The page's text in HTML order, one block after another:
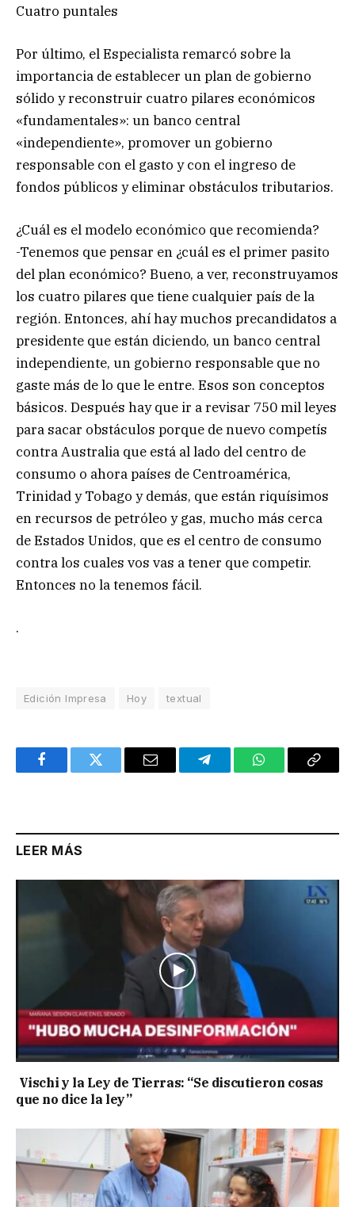
Cuatro puntales
Por último, el Especialista remarcó sobre la
importancia de establecer un plan de gobierno
sólido y reconstruir cuatro pilares económicos
«fundamentales»: un banco central
«independiente», promover un gobierno
responsable con el gasto y con el ingreso de
fondos públicos y eliminar obstáculos tributarios.
¿Cuál es el modelo económico que recomienda?
-Tenemos que pensar en ¿cuál es el primer pasito
del plan económico? Bueno, a ver, reconstruyamos
los cuatro pilares que tiene cualquier país de la
región. Entonces, ahí hay muchos precandidatos a
presidente que están diciendo, un banco central
independiente, un gobierno responsable que no
gaste más de lo que le entre. Esos son conceptos
básicos. Después hay que ir a revisar 750 mil leyes
para sacar obstáculos porque de nuevo competís
contra Australia que está al lado del centro de
consumo o ahora países de Centroamérica,
Trinidad y Tobago y demás, que están riquísimos
en recursos de petróleo y gas, mucho más cerca
de Estados Unidos, que es el centro de consumo
contra los cuales vos vas a tener que competir.
Entonces no la tenemos fácil.
.
Edición Impresa Hoy textual
FacebookTwitter Email TelegramWhatsAppCopy
LEER MÁS
Vischi y la Ley de Tierras: “Se discutieron cosas
que no dice la ley”